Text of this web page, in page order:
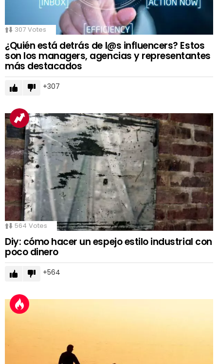
307 Votes
¿Quién está detrás de l@s influencers? Estos
son los managers, agencias y representantes
más destacados
307
564 Votes
Diy: cómo hacer un espejo estilo industrial con
poco dinero
564